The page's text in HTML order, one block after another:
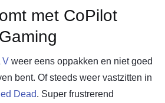
met CoPilot
V weer eens oppakken en niet goed
bent. Of steeds weer vastzitten in
Dead. Super frustrerend